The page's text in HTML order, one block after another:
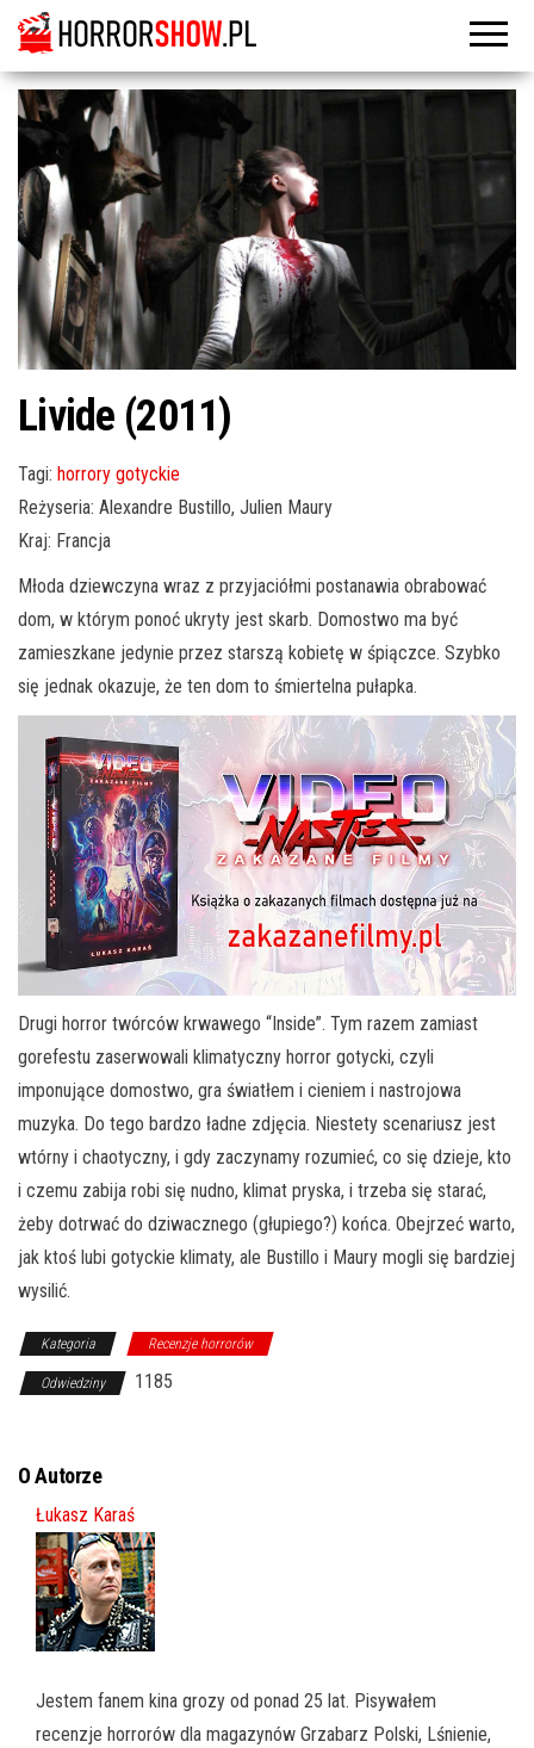
Livide (2011)
Tagi: horrory gotyckie
Reżyseria: Alexandre Bustillo, Julien Maury
Kraj: Francja
Młoda dziewczyna wraz z przyjaciółmi postanawia obrabować
dom, w którym ponoć ukryty jest skarb. Domostwo ma być
zamieszkane jedynie przez starszą kobietę w śpiączce. Szybko
się jednak okazuje, że ten dom to śmiertelna pułapka.
Drugi horror twórców krwawego “Inside”. Tym razem zamiast
gorefestu zaserwowali klimatyczny horror gotycki, czyli
imponujące domostwo, gra światłem i cieniem i nastrojowa
muzyka. Do tego bardzo ładne zdjęcia. Niestety scenariusz jest
wtórny i chaotyczny, i gdy zaczynamy rozumieć, co się dzieje, kto
i czemu zabija robi się nudno, klimat pryska, i trzeba się starać,
żeby dotrwać do dziwacznego (głupiego?) końca. Obejrzeć warto,
jak ktoś lubi gotyckie klimaty, ale Bustillo i Maury mogli się bardziej
wysilić.
Kategoria Recenzje horrorów
Odwiedziny 1185
O Autorze
Łukasz Karaś
Jestem fanem kina grozy od ponad 25 lat. Pisywałem
recenzje horrorów dla magazynów Grzabarz Polski, Lśnienie,